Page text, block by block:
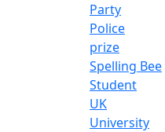
Party
Police
prize
Spelling Bee
Student
UK
University